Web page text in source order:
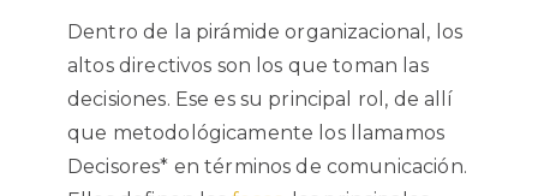
Dentro de la pirámide organizacional, los
altos directivos son los que toman las
decisiones. Ese es su principal rol, de allí
que metodológicamente los llamamos
Decisores* en términos de comunicación.